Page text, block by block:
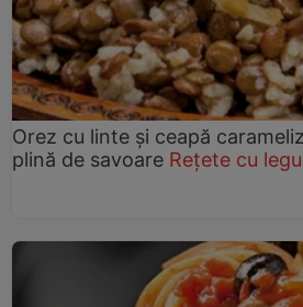
Orez cu linte și ceapă
plină de savoare Rețete cu